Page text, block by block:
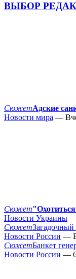
ВЫБОР
СюжетАдские
Новости мира —
Сюжет
Новости Украины —
СюжетЗагадочный
Новости России —
СюжетБанкет
Новости России — 6